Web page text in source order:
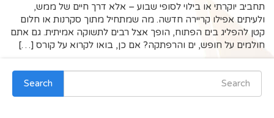
תחביב יוקרתי או בילוי לסופי שבוע – אלא דרך חיים של ממש,
ולעיתים אפילו קריירה חדשה. מה שמתחיל מתוך סקרנות או חלום
קטן להפליג בים הפתוח, הופך אצל רבים לתשוקה אמיתית. גם אתם
חולמים על חופש, ים והרפתקה? אם כן, בואו לקרוא על קורס […]
Search